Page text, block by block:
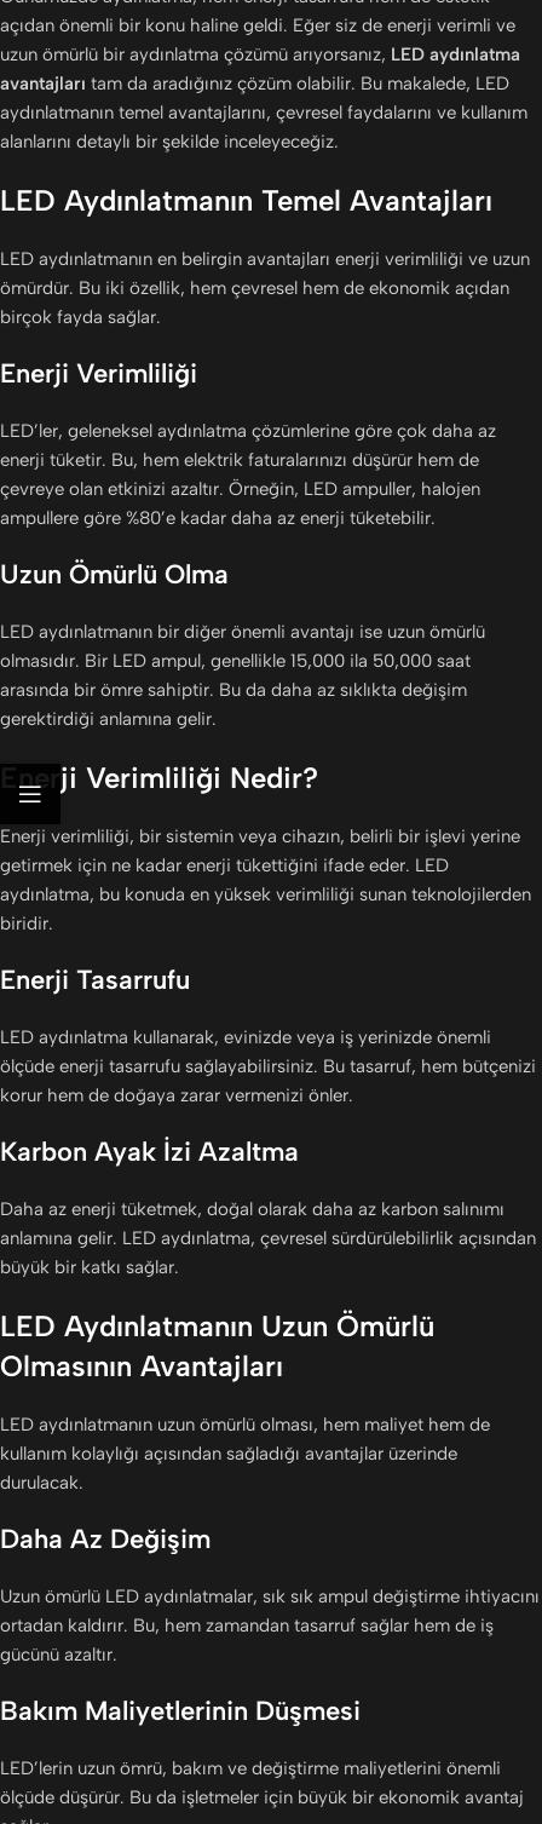
açıdan önemli bir konu haline geldi. Eğer siz de enerji verimli ve
uzun ömürlü bir aydınlatma çözümü arıyorsanız, LED aydınlatma
avantajları tam da aradığınız çözüm olabilir. Bu makalede, LED
aydınlatmanın temel avantajlarını, çevresel faydalarını ve kullanım
alanlarını detaylı bir şekilde inceleyeceğiz.
LED Aydınlatmanın Temel Avantajları
LED aydınlatmanın en belirgin avantajları enerji verimliliği ve uzun
ömürdür. Bu iki özellik, hem çevresel hem de ekonomik açıdan
birçok fayda sağlar.
Enerji Verimliliği
LED’ler, geleneksel aydınlatma çözümlerine göre çok daha az
enerji tüketir. Bu, hem elektrik faturalarınızı düşürür hem de
çevreye olan etkinizi azaltır. Örneğin, LED ampuller, halojen
ampullere göre %80’e kadar daha az enerji tüketebilir.
Uzun Ömürlü Olma
LED aydınlatmanın bir diğer önemli avantajı ise uzun ömürlü
olmasıdır. Bir LED ampul, genellikle 15,000 ila 50,000 saat
arasında bir ömre sahiptir. Bu da daha az sıklıkta değişim
gerektirdiği anlamına gelir.
Enerji Verimliliği Nedir?
Enerji verimliliği, bir sistemin veya cihazın, belirli bir işlevi yerine
getirmek için ne kadar enerji tükettiğini ifade eder. LED
aydınlatma, bu konuda en yüksek verimliliği sunan teknolojilerden
biridir.
Enerji Tasarrufu
LED aydınlatma kullanarak, evinizde veya iş yerinizde önemli
ölçüde enerji tasarrufu sağlayabilirsiniz. Bu tasarruf, hem bütçenizi
korur hem de doğaya zarar vermenizi önler.
Karbon Ayak İzi Azaltma
Daha az enerji tüketmek, doğal olarak daha az karbon salınımı
anlamına gelir. LED aydınlatma, çevresel sürdürülebilirlik açısından
büyük bir katkı sağlar.
LED Aydınlatmanın Uzun Ömürlü
Olmasının Avantajları
LED aydınlatmanın uzun ömürlü olması, hem maliyet hem de
kullanım kolaylığı açısından sağladığı avantajlar üzerinde
durulacak.
Daha Az Değişim
Uzun ömürlü LED aydınlatmalar, sık sık ampul değiştirme ihtiyacını
ortadan kaldırır. Bu, hem zamandan tasarruf sağlar hem de iş
gücünü azaltır.
Bakım Maliyetlerinin Düşmesi
LED’lerin uzun ömrü, bakım ve değiştirme maliyetlerini önemli
ölçüde düşürür. Bu da işletmeler için büyük bir ekonomik avantaj